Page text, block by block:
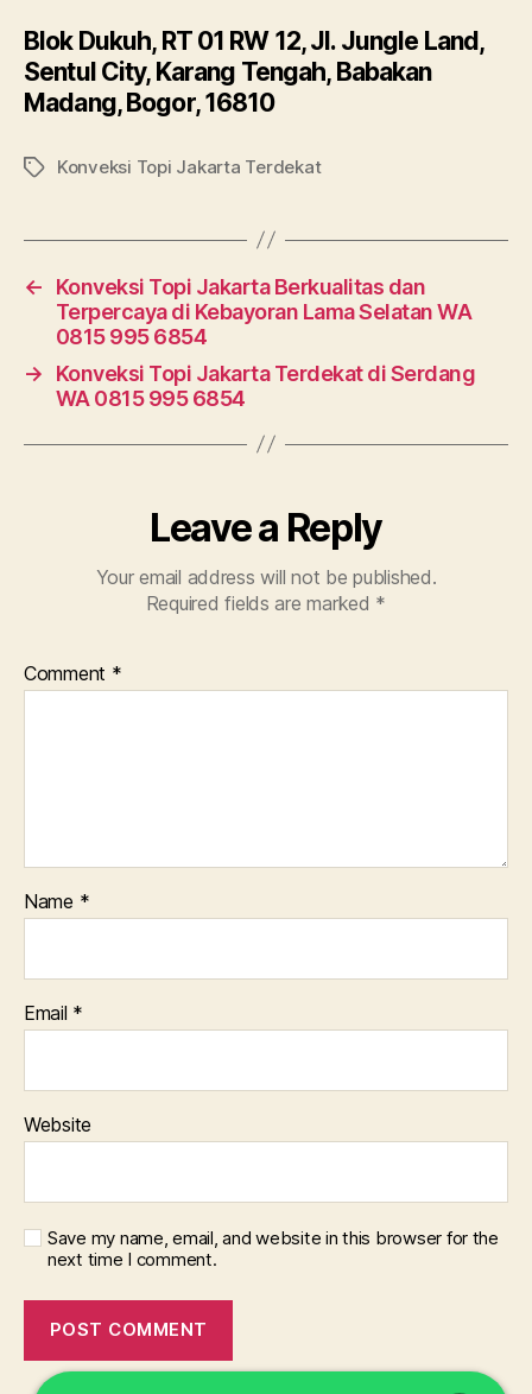
Blok Dukuh, RT 01 RW 12, Jl. Jungle Land,
Sentul City, Karang Tengah, Babakan
Madang, Bogor, 16810
TagsKonveksi Topi Jakarta Terdekat
←
Konveksi Topi Jakarta Berkualitas dan
Terpercaya di Kebayoran Lama Selatan WA
0815 995 6854
→
Konveksi Topi Jakarta Terdekat di Serdang
WA 0815 995 6854
Leave a Reply
Your email address will not be published.
Required fields are marked *
Comment *
Name *
Email *
Website
Save my name, email, and website in this browser for the
next time I comment.